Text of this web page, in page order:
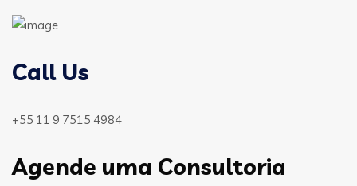
Call Us
+55 11 9 7515 4984
Agende uma Consultoria